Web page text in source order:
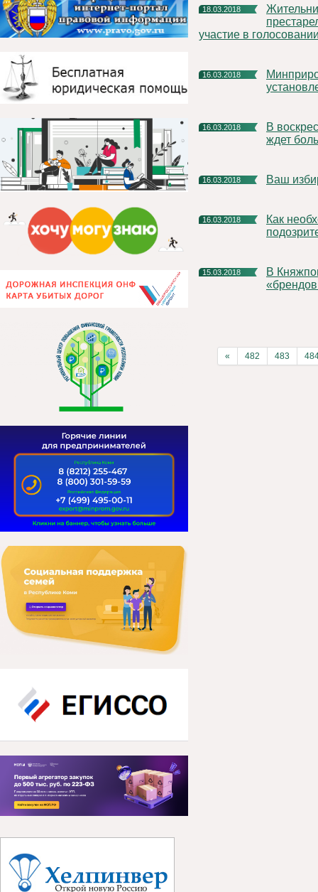
18.03.2018
Жительница Княжпогостского дома-интерната для
участие в
16.03.2018
Минприроды Республики Коми информирует о порядке
16.03.2018
В воскресенье 18 марта жителей Княжпогостского района
ждет
16.03.2018 Ваш
16.03.2018
Как необходимо действовать в случае обнаружения
15.03.2018
В Княжпогостском районе может появиться свой
« 482 483